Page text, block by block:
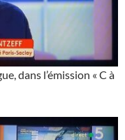
dans l’émission « C à